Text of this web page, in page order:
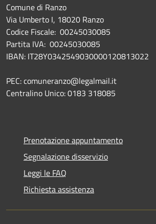
Comune di Ranzo
Via Umberto I, 18020 Ranzo
Codice Fiscale: 00245030085
Partita IVA: 00245030085
IBAN: IT28Y0342549030000120813022
PEC: comuneranzo@legalmail.it
Centralino Unico: 0183 318085
Prenotazione appuntamento
Segnalazione disservizio
Leggi le FAQ
Richiesta assistenza